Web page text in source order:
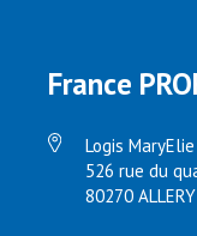
France
Logis MaryElie
526 rue du
80270 ALLERY